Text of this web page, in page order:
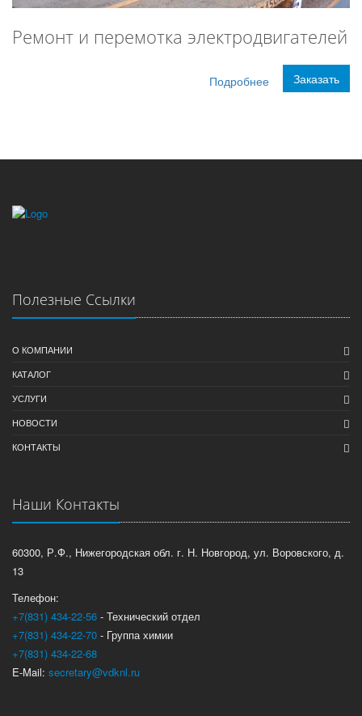
Ремонт и перемотка электродвигателей
Подробнее Заказать
Полезные Ссылки
О КОМПАНИИ
КАТАЛОГ
УСЛУГИ
НОВОСТИ
КОНТАКТЫ
Наши Контакты
60300, Р.Ф., Нижегородская обл. г. Н. Новгород, ул. Воровского, д.
13
Телефон:
+7(831) 434-22-56 - Технический отдел
+7(831) 434-22-70 - Группа химии
+7(831) 434-22-68
E-Mail: secretary@vdknl.ru